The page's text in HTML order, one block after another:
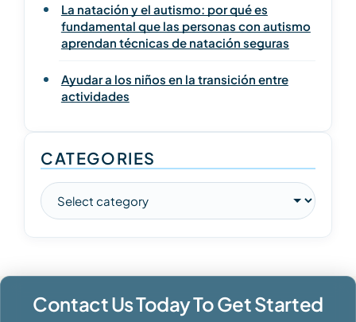
La natación y el autismo: por qué es
fundamental que las personas con autismo
aprendan técnicas de natación seguras
Ayudar a los niños en la transición entre
actividades
CATEGORIES
Contact Us Today To Get Started